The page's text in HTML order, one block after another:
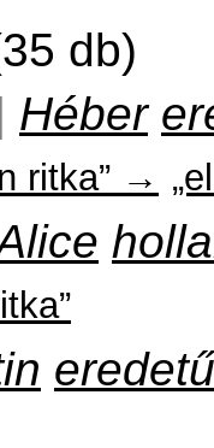
db)
Héber
ritka” →
eredetű